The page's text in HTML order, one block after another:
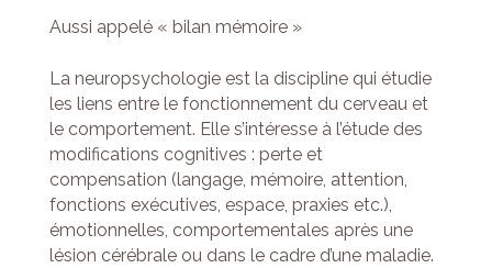
Aussi appelé « bilan mémoire »
La neuropsychologie est la discipline qui étudie
les liens entre le fonctionnement du cerveau et
le comportement. Elle s’intéresse à l’étude des
modifications cognitives : perte et
compensation (langage, mémoire, attention,
fonctions exécutives, espace, praxies etc.),
émotionnelles, comportementales après une
lésion cérébrale ou dans le cadre d’une maladie.